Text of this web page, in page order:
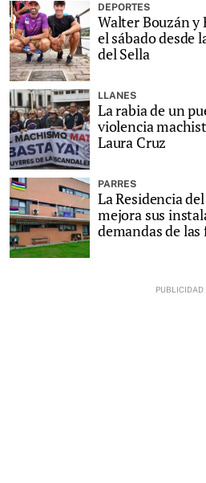
DEPORTES
Walter Bouzán
el sábado desde
del Sella
LLANES
La rabia de un
violencia
Laura Cruz
PARRES
La Residencia
mejora sus
demandas de